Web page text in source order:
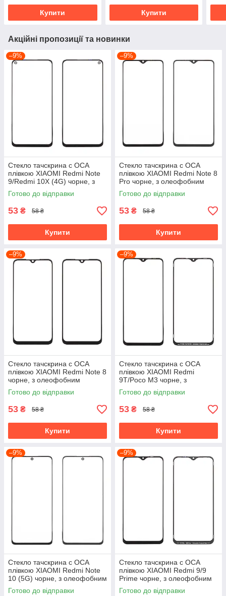
Купити Купити
Акційні пропозиції та новинки
–9%
Стекло тачскрина c OCA
плівкою XIAOMI Redmi Note
9/Redmi 10X (4G) чорне, з
олеофобним покриттям,
загартоване
Готово до відправки
53 ₴ 58 ₴
Купити
–9%
Стекло тачскрина c OCA
плівкою XIAOMI Redmi Note 8
Pro чорне, з олеофобним
покриттям, загартоване
Готово до відправки
53 ₴ 58 ₴
Купити
–9%
Стекло тачскрина c OCA
плівкою XIAOMI Redmi Note 8
чорне, з олеофобним
покриттям, загартоване
Готово до відправки
53 ₴ 58 ₴
Купити
–9%
Стекло тачскрина c OCA
плівкою XIAOMI Redmi
9T/Poco M3 чорне, з
олеофобним покриттям,
загартоване
Готово до відправки
53 ₴ 58 ₴
Купити
–9%
Стекло тачскрина c OCA
плівкою XIAOMI Redmi Note
10 (5G) чорне, з олеофобним
покриттям, загартоване
Готово до відправки
–9%
Стекло тачскрина c OCA
плівкою XIAOMI Redmi 9/9
Prime чорне, з олеофобним
покриттям, загартоване
Готово до відправки